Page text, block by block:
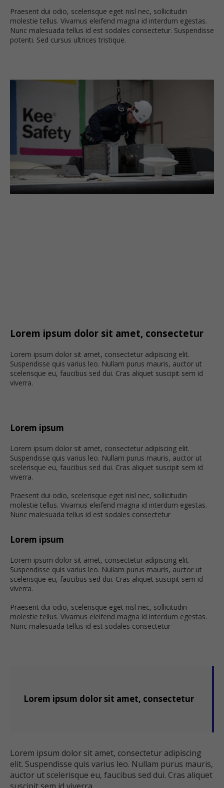
Praesent dui odio, scelerisque eget nisl nec, sollicitudin
molestie tellus. Vivamus eleifend magna id interdum egestas.
Nunc malesuada tellus id est sodales consectetur. Suspendisse
potenti. Sed cursus ultrices tristique.
Lorem ipsum dolor sit amet, consectetur
Lorem ipsum dolor sit amet, consectetur adipiscing elit.
Suspendisse quis varius leo. Nullam purus mauris, auctor ut
scelerisque eu, faucibus sed dui. Cras aliquet suscipit sem id
viverra.
Lorem ipsum
Lorem ipsum dolor sit amet, consectetur adipiscing elit.
Suspendisse quis varius leo. Nullam purus mauris, auctor ut
scelerisque eu, faucibus sed dui. Cras aliquet suscipit sem id
viverra.
Praesent dui odio, scelerisque eget nisl nec, sollicitudin
molestie tellus. Vivamus eleifend magna id interdum egestas.
Nunc malesuada tellus id est sodales consectetur
Lorem ipsum
Lorem ipsum dolor sit amet, consectetur adipiscing elit.
Suspendisse quis varius leo. Nullam purus mauris, auctor ut
scelerisque eu, faucibus sed dui. Cras aliquet suscipit sem id
viverra.
Praesent dui odio, scelerisque eget nisl nec, sollicitudin
molestie tellus. Vivamus eleifend magna id interdum egestas.
Nunc malesuada tellus id est sodales consectetur
Lorem ipsum dolor sit amet, consectetur
Lorem ipsum dolor sit amet, consectetur adipiscing
elit. Suspendisse quis varius leo. Nullam purus mauris,
auctor ut scelerisque eu, faucibus sed dui. Cras aliquet